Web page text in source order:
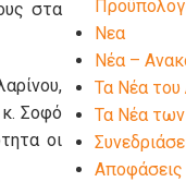
στα
κ. Σοφό
οι
Νεα
Νέα –
Τα Νέα του
Τα Νέα
Αποφάσεις